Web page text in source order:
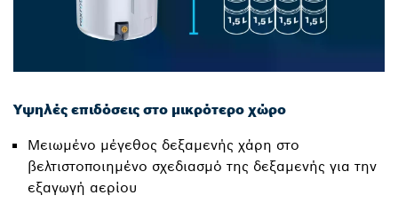
Υψηλές επιδόσεις στο μικρότερο χώρο
Μειωμένο μέγεθος δεξαμενής χάρη στο
βελτιστοποιημένο σχεδιασμό της δεξαμενής για την
εξαγωγή αερίου